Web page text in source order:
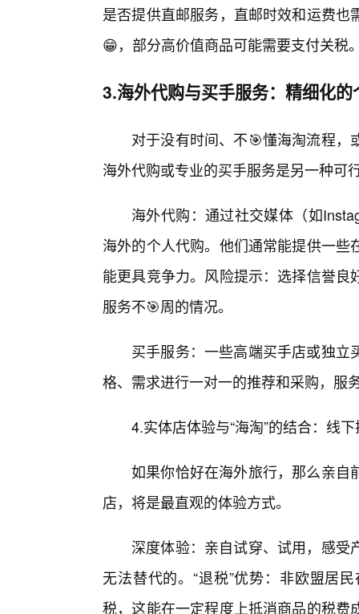
是否提供直邮服务，直邮时效和运费
😁，部分高价值商品可能需要支付关税
3.海外代购与买手服务：精细化的
对于没有时间、不🎯懂海淘流程
海外代购或专业的买手服务是另一种可
海外代购：通过社交媒体（如
海外的个人代购。他们通常能提供一
能更具竞争力。风险提示：选择信誉
服务不🎯周的情况。
买手服务：一些高端买手店或独
格、需求进行一对一的推荐和采购，服
4.实体店体验与“海淘”的结合：线
如果你恰好在海外旅行，那么亲自
店，将是最直观的体验方式。
深度体验：亲自试穿、试用，感
无法替代的。“退税”优势：非欧盟居
税，这能在一定程度上抵消商品的税